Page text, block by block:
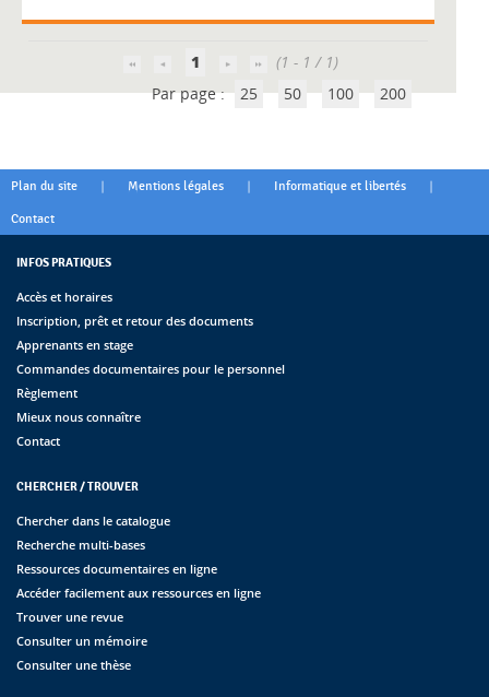
1
(1 - 1 / 1)
Par page : 25 50 100 200
Plan du site | Mentions légales | Informatique et libertés |
Contact
INFOS PRATIQUES
Accès et horaires
Inscription, prêt et retour des documents
Apprenants en stage
Commandes documentaires pour le personnel
Règlement
Mieux nous connaître
Contact
CHERCHER / TROUVER
Chercher dans le catalogue
Recherche multi-bases
Ressources documentaires en ligne
Accéder facilement aux ressources en ligne
Trouver une revue
Consulter un mémoire
Consulter une thèse